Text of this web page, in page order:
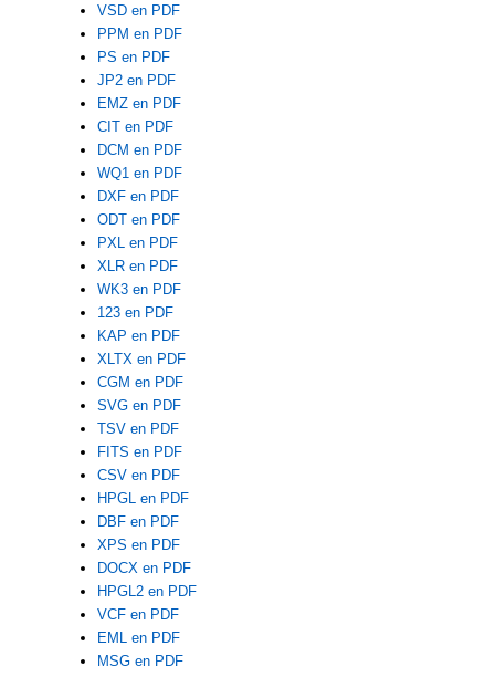
VSD en PDF
PPM en PDF
PS en PDF
JP2 en PDF
EMZ en PDF
CIT en PDF
DCM en PDF
WQ1 en PDF
DXF en PDF
ODT en PDF
PXL en PDF
XLR en PDF
WK3 en PDF
123 en PDF
KAP en PDF
XLTX en PDF
CGM en PDF
SVG en PDF
TSV en PDF
FITS en PDF
CSV en PDF
HPGL en PDF
DBF en PDF
XPS en PDF
DOCX en PDF
HPGL2 en PDF
VCF en PDF
EML en PDF
MSG en PDF